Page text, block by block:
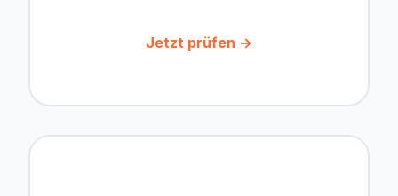
Jetzt prüfen →